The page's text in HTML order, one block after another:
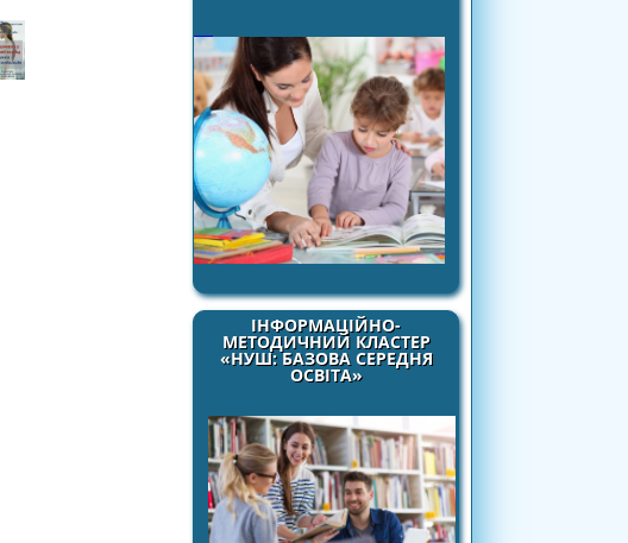
ІНФОРМАЦІЙНО-
МЕТОДИЧНИЙ КЛАСТЕР
«НУШ: БАЗОВА СЕРЕДНЯ
ОСВІТА»